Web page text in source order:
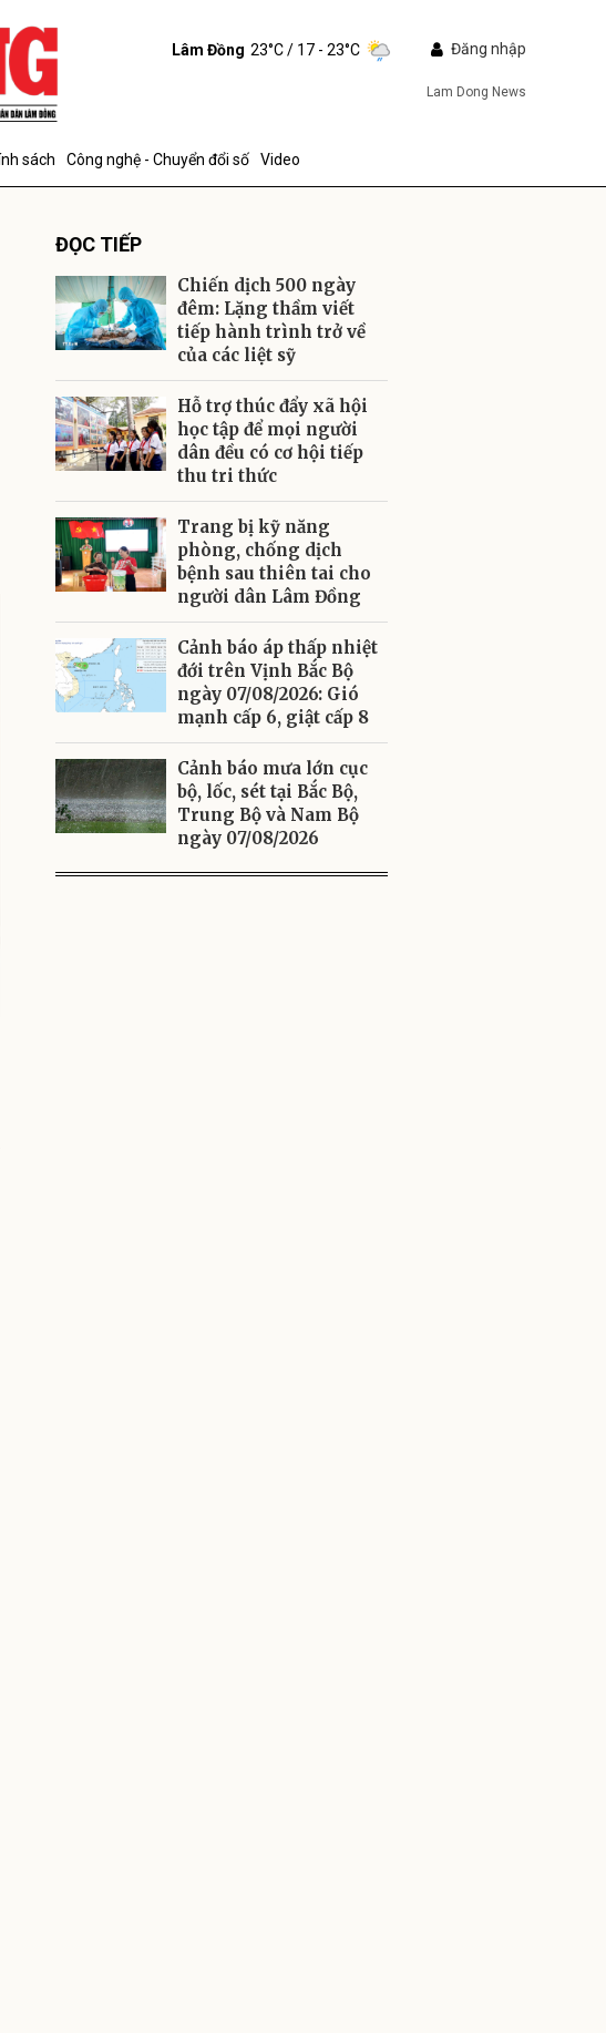
Lâm Đồng 23°C/ 17 - 23°C Đăng nhập
Lam Dong News
sách Công nghệ - Chuyển đổi số Video
ĐỌC TIẾP
Chiến dịch 500 ngày
đêm: Lặng thầm viết
tiếp hành trình trở về
của các liệt sỹ
Hỗ trợ thúc đẩy xã hội
học tập để mọi người
dân đều có cơ hội tiếp
thu tri thức
Trang bị kỹ năng
phòng, chống dịch
bệnh sau thiên tai cho
người dân Lâm Đồng
Cảnh báo áp thấp nhiệt
đới trên Vịnh Bắc Bộ
ngày 07/08/2026: Gió
mạnh cấp 6, giật cấp 8
Cảnh báo mưa lớn cục
bộ, lốc, sét tại Bắc Bộ,
Trung Bộ và Nam Bộ
ngày 07/08/2026